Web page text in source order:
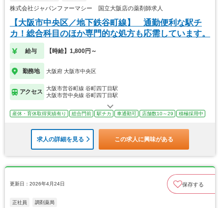
株式会社ジャパンファーマシー 国立大阪店の薬剤師求人
【大阪市中央区／地下鉄谷町線】 通勤便利な駅チ
カ！総合科目のほか専門的な処方も応需しています。
給与 【時給】1,800円～
勤務地 大阪府 大阪市中央区
アクセス
大阪市営谷町線 谷町四丁目駅
大阪市営中央線 谷町四丁目駅
産休・育休取得実績有り 総合門前 駅チカ 車通勤可 店舗数10～29 積極採用中
求人の詳細を見る この求人に興味がある
更新日：2026年4月24日 保存する
正社員 調剤薬局